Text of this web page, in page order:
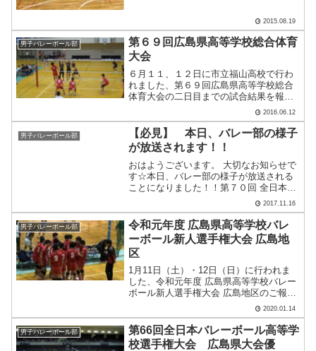
3)1 美作3年生を国体で欠くなか、2年生
を中心に戦いま.....
2015.08.19
男子バレーボール部
第６９回広島県高等学校総合体育
大会
６月１１、１２日に市立福山高校で行わ
れました、第６９回広島県高等学校総合
体育大会の二日目までの試合結果を報告
します。二回戦 本校 ２（２５－１３
２５－１３）０ 呉港高校三回戦 本校
２（２５－１１ ２５－１１）０ 修道
高校準々決勝 本校 .....
2016.06.12
男子バレーボール部
【必見】 本日、バレー部の様子
が放送されます！！
おはようございます。 大切なお知らせで
す☆本日、バレー部の様子が放送される
ことになりました！！第７０回 全日本バ
レーボール高等学校選手権大会で決勝進
出を決めたからです✽（詳しくは１１月
１４日、「決勝進出」のブログをご覧く
ださい。）バレー部の.....
2017.11.16
男子バレーボール部
令和元年度 広島県高等学校バレ
ーボール新人選手権大会 広島地
区
1月11日（土）・12日（日）に行われま
した、令和元年度 広島県高等学校バレー
ボール新人選手権大会 広島地区のご報告
をいたします。 ① 工大 ２－
０ 賀茂 （25-6 25-7 ）
② 工大 ２－０ 高陽 （25-18
2.....
2020.01.14
男子バレーボール部
第66回全日本バレーボール高等学
校選手権大会 広島県大会優